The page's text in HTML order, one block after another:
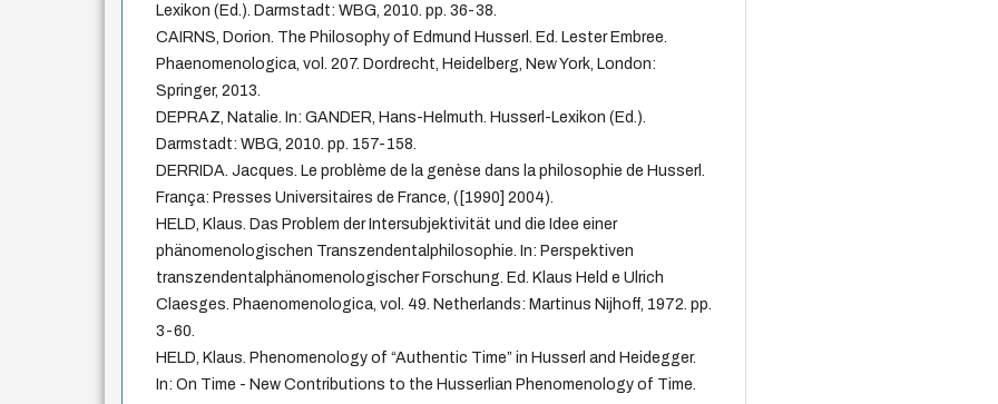
Lexikon (Ed.). Darmstadt: WBG, 2010. pp. 36-38.
CAIRNS, Dorion. The Philosophy of Edmund Husserl. Ed. Lester Embree.
Phaenomenologica, vol. 207. Dordrecht, Heidelberg, New York, London:
Springer, 2013.
DEPRAZ, Natalie. In: GANDER, Hans-Helmuth. Husserl-Lexikon (Ed.).
Darmstadt: WBG, 2010. pp. 157-158.
DERRIDA. Jacques. Le problème de la genèse dans la philosophie de Husserl.
França: Presses Universitaires de France, ([1990] 2004).
HELD, Klaus. Das Problem der Intersubjektivität und die Idee einer
phänomenologischen Transzendentalphilosophie. In: Perspektiven
transzendentalphänomenologischer Forschung. Ed. Klaus Held e Ulrich
Claesges. Phaenomenologica, vol. 49. Netherlands: Martinus Nijhoff, 1972. pp.
3-60.
HELD, Klaus. Phenomenology of “Authentic Time” in Husserl and Heidegger.
In: On Time - New Contributions to the Husserlian Phenomenology of Time.